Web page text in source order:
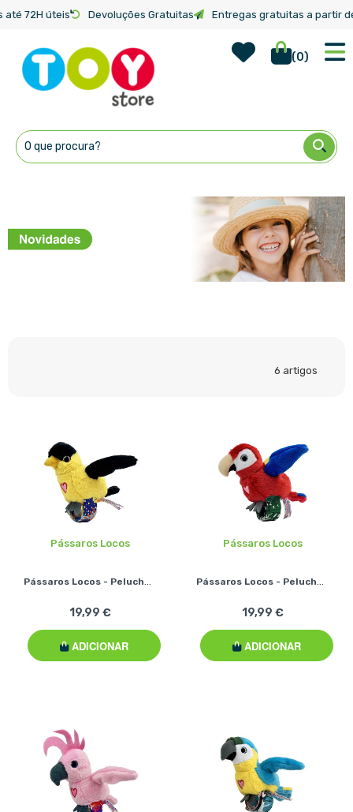
até 72H úteis Devoluções Gratuitas Entregas gratuitas a partir
Wish List
(0)
para
Conteúdo
Início Novidades
6 artigos
Pássaros Locos
Pássaros Locos - Peluches Interativos - Papa-Figos
19,99 €
ADICIONAR
Pássaros Locos
Pássaros Locos - Peluches Interativos - Papagaio Vermelho
19,99 €
ADICIONAR